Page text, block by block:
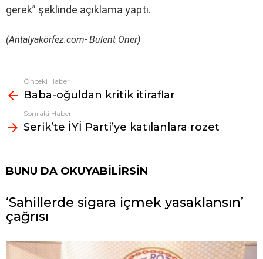
gerek” şeklinde açıklama yaptı.
(Antalyakörfez.com- Bülent Öner)
Fazlasına
bak
Önceki Haber
Baba-oğuldan kritik itiraflar
Sonraki Haber
Serik’te İYİ Parti’ye katılanlara rozet
BUNU DA OKUYABILIRSIN
‘Sahillerde sigara içmek yasaklansın’
çağrısı